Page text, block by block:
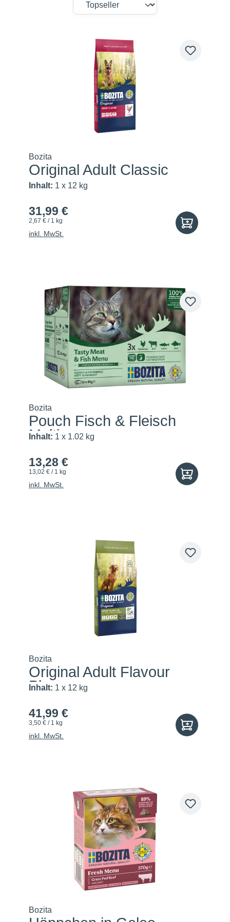
Bozita
Original Adult Classic
Inhalt: 1 x 12 kg
31,99 €
2,67 € / 1 kg
inkl. MwSt.
Bozita
Pouch Fisch & Fleisch
Multi...
Inhalt: 1 x 1.02 kg
13,28 €
13,02 € / 1 kg
inkl. MwSt.
Bozita
Original Adult Flavour
Plus
Inhalt: 1 x 12 kg
41,99 €
3,50 € / 1 kg
inkl. MwSt.
Bozita